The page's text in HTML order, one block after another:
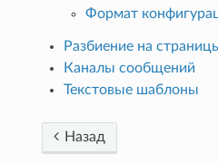
Формат
Разбиение на
Каналы сообщений
Текстовые шаблоны
Назад